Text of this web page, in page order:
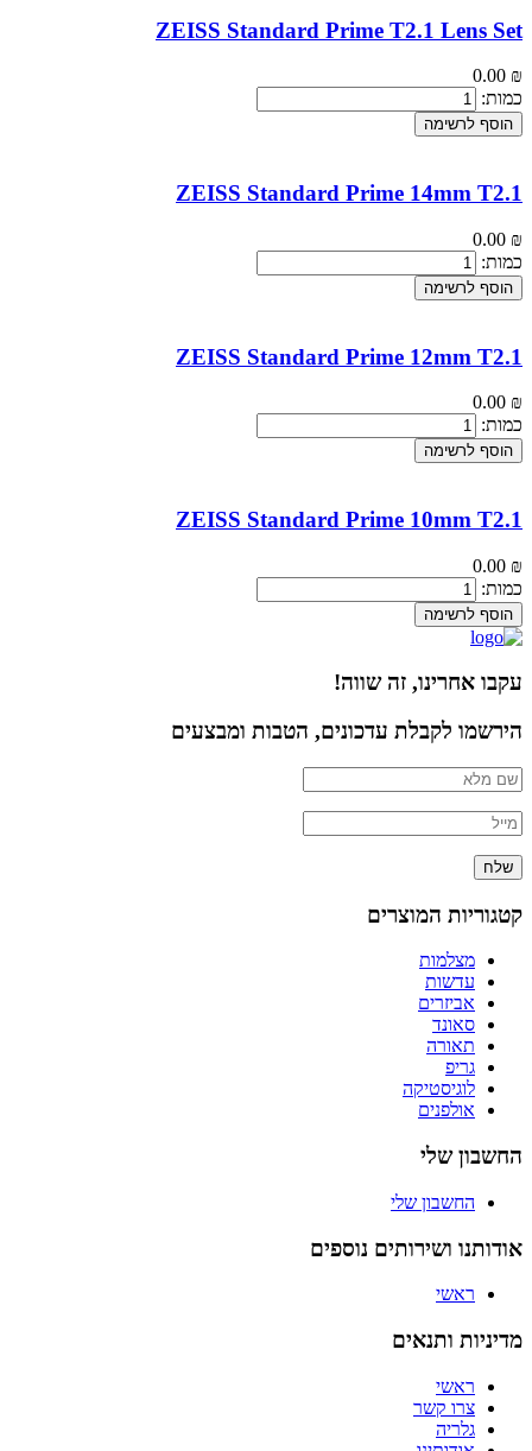
ZEISS Standard Prime T2.1 Lens Set
0.00 ₪
כמות:
הוסף לרשימה
ZEISS Standard Prime 14mm T2.1
0.00 ₪
כמות:
הוסף לרשימה
ZEISS Standard Prime 12mm T2.1
0.00 ₪
כמות:
הוסף לרשימה
ZEISS Standard Prime 10mm T2.1
0.00 ₪
כמות:
הוסף לרשימה
עקבו אחרינו, זה שווה!
הירשמו לקבלת עדכונים, הטבות ומבצעים
שלח
קטגוריות המוצרים
מצלמות
עדשות
אביזרים
סאונד
תאורה
גריפ
לוגיסטיקה
אולפנים
החשבון שלי
החשבון שלי
אודותנו ושירותים נוספים
ראשי
מדיניות ותנאים
ראשי
צרו קשר
גלריה